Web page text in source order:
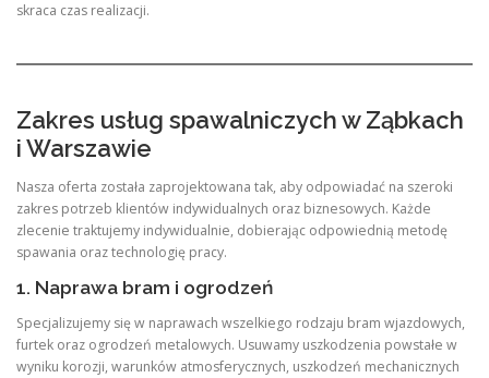
skraca czas realizacji.
Zakres usług spawalniczych w Ząbkach
i Warszawie
Nasza oferta została zaprojektowana tak, aby odpowiadać na szeroki
zakres potrzeb klientów indywidualnych oraz biznesowych. Każde
zlecenie traktujemy indywidualnie, dobierając odpowiednią metodę
spawania oraz technologię pracy.
1. Naprawa bram i ogrodzeń
Specjalizujemy się w naprawach wszelkiego rodzaju bram wjazdowych,
furtek oraz ogrodzeń metalowych. Usuwamy uszkodzenia powstałe w
wyniku korozji, warunków atmosferycznych, uszkodzeń mechanicznych